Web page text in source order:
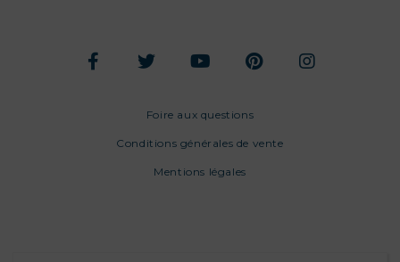
Foire aux questions
Conditions générales de vente
Mentions légales